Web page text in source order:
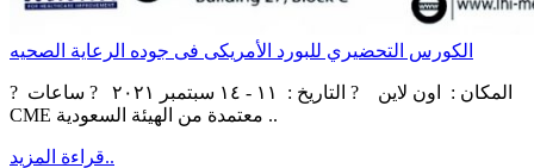
الكورس التحضيري للبورد الأمريكى فى جوده الرعاية الصحيه
? ‏‎المكان : اون لاين ? التاريخ : ١١ - ١٤ سبتمبر ٢٠٢١ ? ساعات
CME معتمدة من الهيئة السعودية ..
قراءة المزيد..